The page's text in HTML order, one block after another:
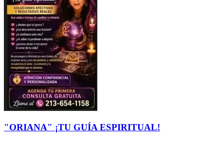
"ORIANA" ¡TU GUÍA ESPIRITUAL!